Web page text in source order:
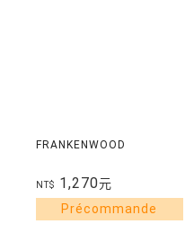
FRANKENWOOD
NT$ 1,270元